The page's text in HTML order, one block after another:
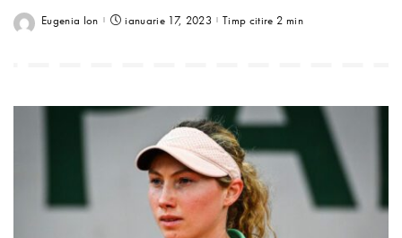
Eugenia Ion ianuarie 17, 2023 Timp citire 2 min